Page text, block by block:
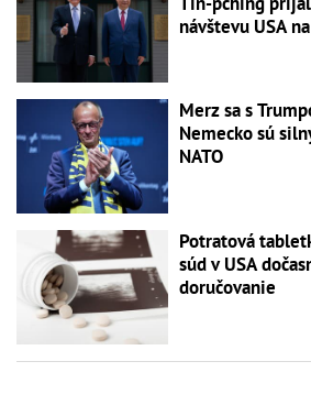
návštevu USA
Merz sa s
Nemecko sú
NATO
Potratová
súd v USA
doručovanie